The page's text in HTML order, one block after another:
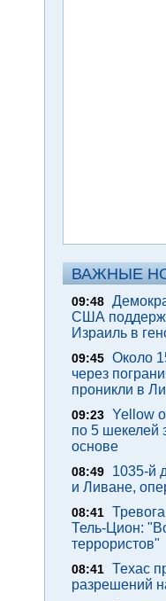
ВАЖНЫЕ
09:48
США
Израиль в
09:45 Около
через
проникли в
09:23 Yellow
по 5 шекелей
основе
08:49
1035-й
и Ливане,
08:41
Тель-Цион:
террористов"
08:41 Техас
разрешений